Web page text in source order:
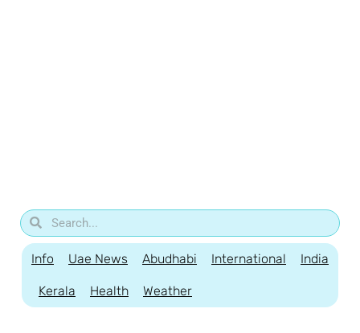
Info Uae News Abudhabi International India
Kerala Health Weather